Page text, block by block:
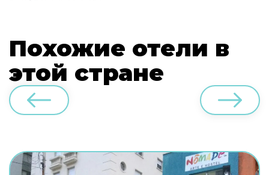
Похожие отели в
этой стране